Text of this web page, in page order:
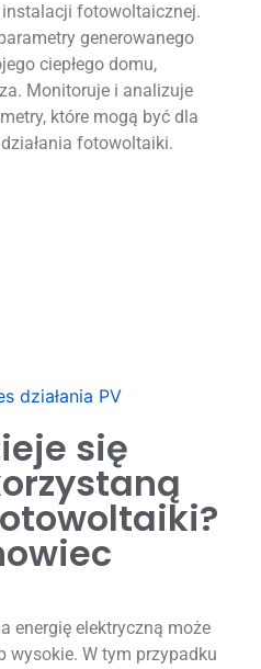
fotowoltaicznej.
generowanego
ciepłego domu,
Monitoruje i analizuje
które mogą być dla
fotowoltaiki.
działania PV
się
energię elektryczną może
wysokie. W tym przypadku